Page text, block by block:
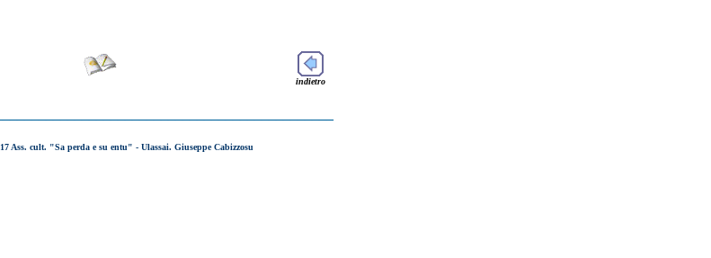
indietro
Ass. cult. "Sa perda e su entu" - Ulassai. Giuseppe Cabizzosu